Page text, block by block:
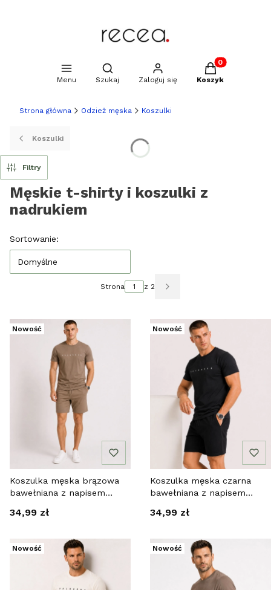
Menu
Otwórz wyszukiwarkę
Szukaj Zaloguj się
Produkty w
Koszyk
Strona główna Odzież męska Koszulki
Koszulki
Filtry
Męskie t-shirty i koszulki z
nadrukiem
Lista produktów
Sortowanie:
Domyślne
Strona z 2 Następne produkty
Nowość
Koszulka męska brązowa
bawełniana z napisem
Cena
34,99 zł
Nowość
Koszulka męska czarna
bawełniana z napisem
Cena
34,99 zł
Nowość Nowość